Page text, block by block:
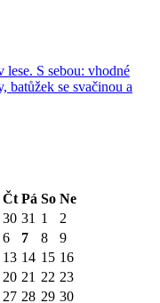
S sebou: vhodné
batůžek se svačinou a
Čt Pá So Ne
30 31 1
2
6 7 8
9
13 14 15 16
20 21 22 23
27 28 29 30